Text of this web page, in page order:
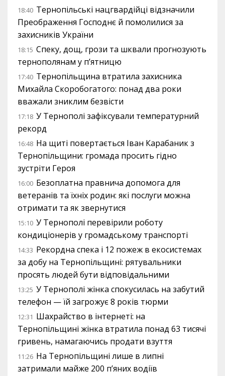
18:40 Тернопільські нацгвардійці відзначили
Преображення Господнє й помолилися за
захисників України
18:15 Спеку, дощ, грози та шквали прогнозують
тернополянам у п’ятницю
17:40 Тернопільщина втратила захисника
Михайла Скоробогатого: понад два роки
вважали зниклим безвісти
17:18 У Тернополі зафіксували температурний
рекорд
16:48 На щиті повертається Іван Карабаник з
Тернопільщини: громада просить гідно
зустріти Героя
16:00 Безоплатна правнича допомога для
ветеранів та їхніх родин: які послуги можна
отримати та як звернутися
15:10 У Тернополі перевірили роботу
кондиціонерів у громадському транспорті
14:33 Рекордна спека і 12 пожеж в екосистемах
за добу на Тернопільщині: рятувальники
просять людей бути відповідальними
13:25 У Тернополі жінка спокусилась на забутий
телефон — їй загрожує 8 років тюрми
12:31 Шахрайство в інтернеті: на
Тернопільщині жінка втратила понад 63 тисячі
гривень, намагаючись продати взуття
11:26 На Тернопільщині лише в липні
затримали майже 200 п’яних водіїв